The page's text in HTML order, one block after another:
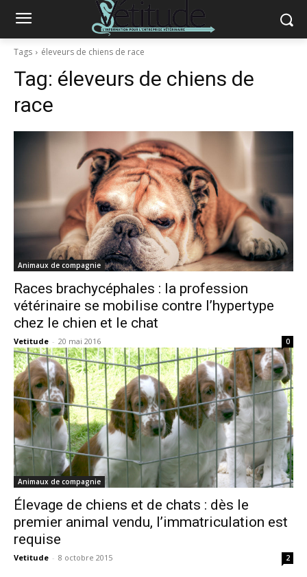
Tags éleveurs de chiens de race
Tag: éleveurs de chiens de
race
Animaux de compagnie
Races brachycéphales : la profession
vétérinaire se mobilise contre l’hypertype
chez le chien et le chat
Vetitude - 20 mai 2016 0
Animaux de compagnie
Élevage de chiens et de chats : dès le
premier animal vendu, l’immatriculation est
requise
Vetitude - 8 octobre 2015 2